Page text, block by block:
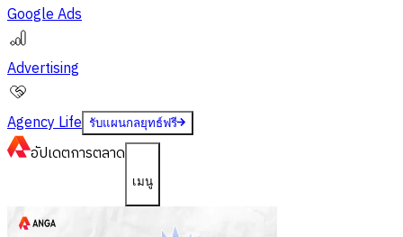
Google Ads
Advertising
Agency Life รับแผนกลยุทธ์ฟรี
อัปเดตการตลาด
เมนู